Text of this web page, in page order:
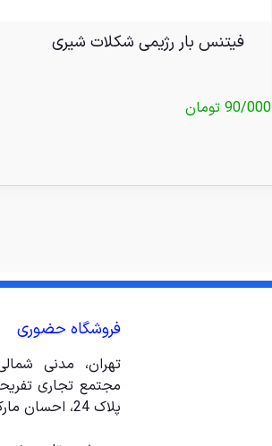
فیتنس بار رژیمی شکلات شیری
90/000 تومان
فروشگاه حضوری
تهران، مدنی
پلاک 24، احسان مارکت